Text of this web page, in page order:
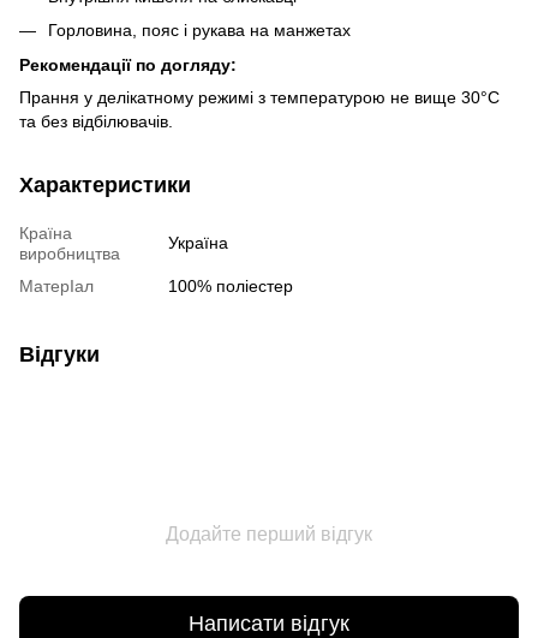
Горловина, пояс і рукава на манжетах
Рекомендації по догляду:
Прання у делікатному режимі з температурою не вище 30°C
та без відбілювачів.
Характеристики
Країна
виробництва
Україна
МатерІал 100% поліестер
Відгуки
Додайте перший відгук
Написати відгук